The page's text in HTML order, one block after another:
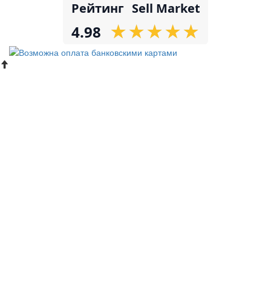
Рейтинг Sell Market
4.98 ★
★★
★★
★★
★★
★